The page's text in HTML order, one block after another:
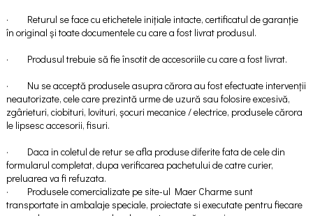
· Returul se face cu etichetele inițiale intacte, certificatul de garanție
în original și toate documentele cu care a fost livrat produsul.
· Produsul trebuie să fie însotit de accesoriile cu care a fost livrat.
· Nu se acceptă produsele asupra cărora au fost efectuate intervenții
neautorizate, cele care prezintă urme de uzură sau folosire excesivă,
zgârieturi, ciobituri, lovituri, șocuri mecanice / electrice, produsele cărora
le lipsesc accesorii, fisuri.
· Daca in coletul de retur se afla produse diferite fata de cele din
formularul completat, dupa verificarea pachetului de catre curier,
preluarea va fi refuzata.
· Produsele comercializate pe site-ul Maer Charme sunt
transportate in ambalaje speciale, proiectate si executate pentru fiecare